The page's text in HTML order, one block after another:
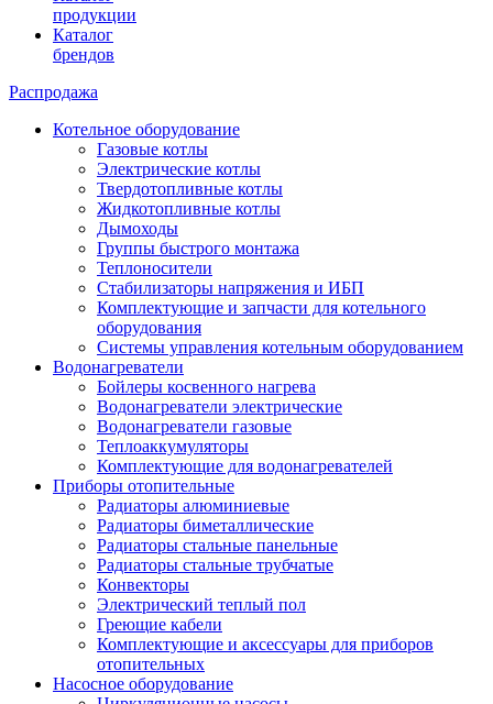
продукции
Каталог
брендов
Распродажа
Котельное оборудование
Газовые котлы
Электрические котлы
Твердотопливные котлы
Жидкотопливные котлы
Дымоходы
Группы быстрого монтажа
Теплоносители
Стабилизаторы напряжения и ИБП
Комплектующие и запчасти для котельного
оборудования
Системы управления котельным оборудованием
Водонагреватели
Бойлеры косвенного нагрева
Водонагреватели электрические
Водонагреватели газовые
Теплоаккумуляторы
Комплектующие для водонагревателей
Приборы отопительные
Радиаторы алюминиевые
Радиаторы биметаллические
Радиаторы стальные панельные
Радиаторы стальные трубчатые
Конвекторы
Электрический теплый пол
Греющие кабели
Комплектующие и аксессуары для приборов
отопительных
Насосное оборудование